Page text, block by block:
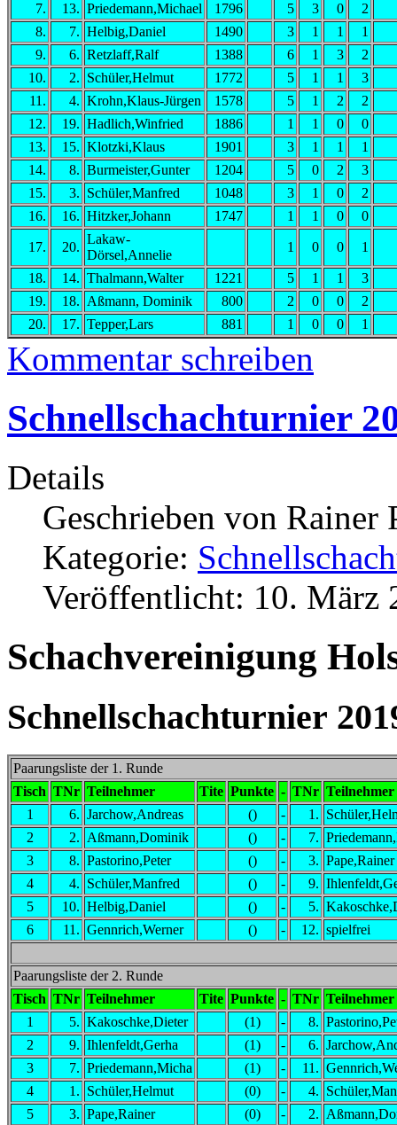
7.
13. Priedemann,Michael 1796 5 3 0
2
8.
7. Helbig,Daniel 1490 3 1 1
1
9.
6. Retzlaff,Ralf 1388 6 1 3
2
10.
2. Schüler,Helmut 1772 5 1 1
3
11.
4. Krohn,Klaus-Jürgen 1578 5 1 2
2
12.
19. Hadlich,Winfried 1886 1 1 0
0
13.
15. Klotzki,Klaus 1901 3 1 1
1
14.
8. Burmeister,Gunter 1204 5 0 2
3
15.
3. Schüler,Manfred 1048 3 1 0
2
16.
16. Hitzker,Johann 1747 1 1 0 0
17. 20.
Lakaw-
Dörsel,Annelie
1 0 0 1
18. 14. Thalmann,Walter 1221 5 1 1
3
19.
18. Aßmann, Dominik 800 2 0 0
2
20.
17. Tepper,Lars 881 1 0 0 1
Kommentar schreiben
Schnellschachturnier
Details
Geschrieben von Rainer
Kategorie:
Veröffentlicht: 10. März
Schachvereinigung
Schnellschachturnier
Paarungsliste der 1. Runde
Tisch TNr Teilnehmer Tite Punkte - TNr Teilnehmer
1
6. Jarchow,Andreas () - 1.
2
2. Aßmann,Dominik () - 7.
3
8. Pastorino,Peter () - 3. Pape,Rainer
4
4. Schüler,Manfred () - 9.
5
10. Helbig,Daniel () - 5.
6
11. Gennrich,Werner () - 12. spielfrei
Paarungsliste der 2. Runde
Tisch TNr Teilnehmer Tite Punkte - TNr Teilnehmer
1
5. Kakoschke,Dieter (1) - 8.
2
9. Ihlenfeldt,Gerha (1) - 6.
3
7. Priedemann,Micha (1) - 11.
4
1. Schüler,Helmut (0) - 4.
5
3. Pape,Rainer (0) - 2.